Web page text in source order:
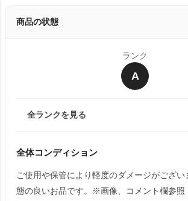
商品の状態
ランク
A
全ランクを見る
全体コンディション
ご使用や保管により軽度のダメージがござい
態の良いお品です。※画像、コメント欄参照